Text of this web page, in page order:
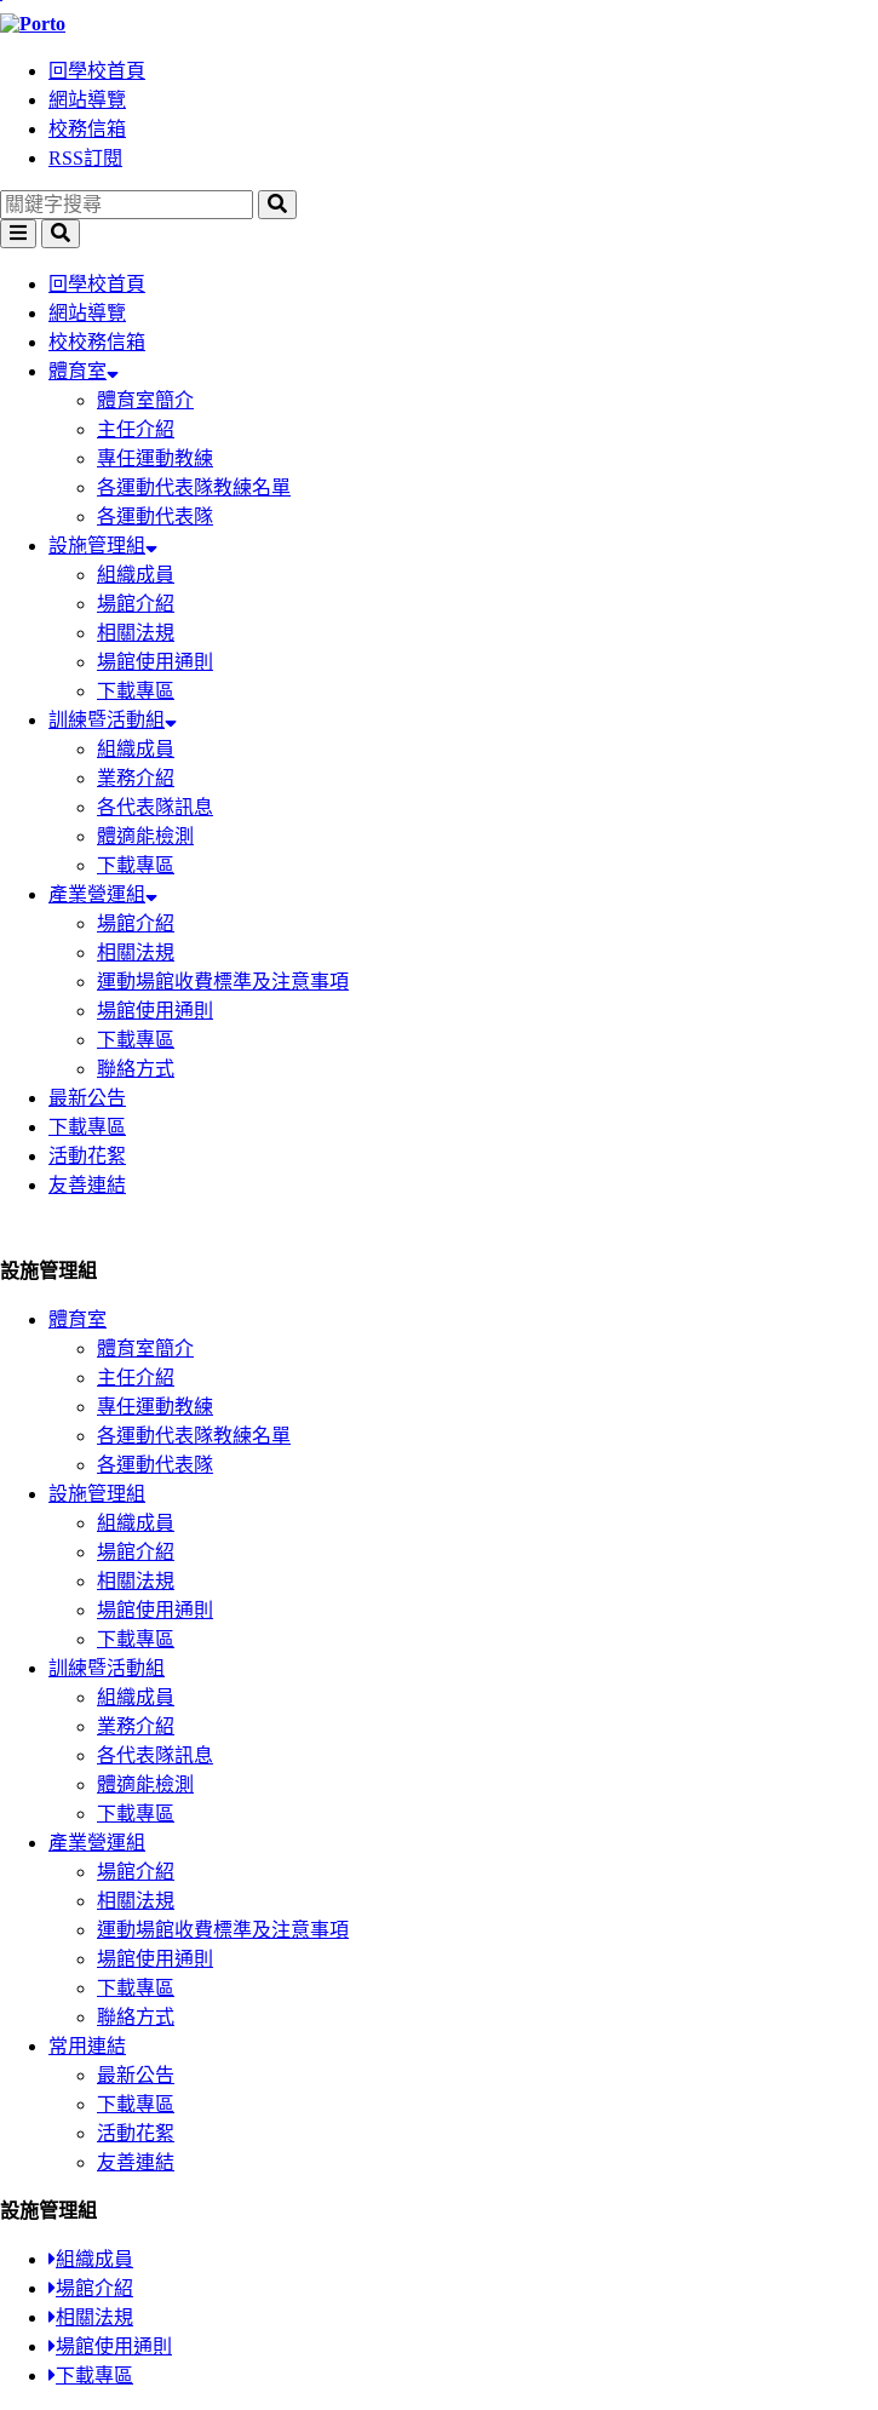
跳
區
塊
回學校首頁
網站導覽
校務信箱
RSS訂閱
選
搜
回學校首頁
網站導覽
校校務信箱
體育室
體育室簡介
主任介紹
專任運動教練
各運動代表隊教練名單
各運動代表隊
設施管理組
組織成員
場館介紹
相關法規
場館使用通則
下載專區
訓練暨活動組
組織成員
業務介紹
各代表隊訊息
體適能檢測
下載專區
產業營運組
場館介紹
相關法規
運動場館收費標準及注意事項
場館使用通則
下載專區
聯絡方式
最新公告
下載專區
活動花絮
友善連結
設施管理組
體育室
體育室簡介
主任介紹
專任運動教練
各運動代表隊教練名單
各運動代表隊
設施管理組
組織成員
場館介紹
相關法規
場館使用通則
下載專區
訓練暨活動組
組織成員
業務介紹
各代表隊訊息
體適能檢測
下載專區
產業營運組
場館介紹
相關法規
運動場館收費標準及注意事項
場館使用通則
下載專區
聯絡方式
常用連結
最新公告
下載專區
活動花絮
友善連結
設施管理組
組織成員
場館介紹
相關法規
場館使用通則
下載專區